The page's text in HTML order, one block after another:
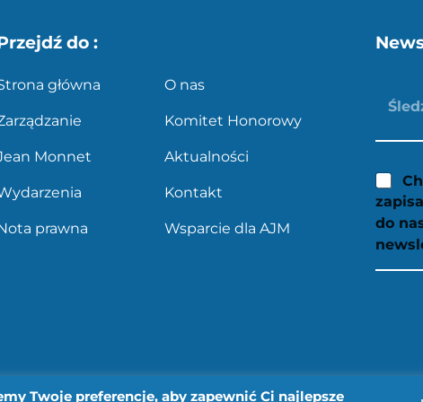
do :
główna O nas
Komitet Honorowy
Monnet Aktualności
Kontakt
prawna Wsparcie dla AJM
do
Twoje preferencje, aby zapewnić Ci najlepsze